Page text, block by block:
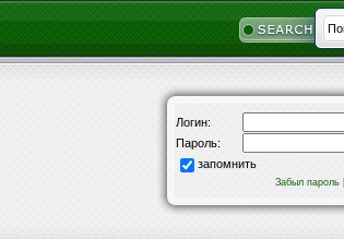
Логин:
Пароль:
запомнить
Забыл пароль|